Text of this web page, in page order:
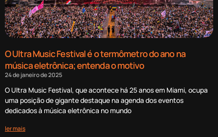
O Ultra Music Festival é o termômetro do ano na
música eletrônica; entenda o motivo
24 de janeiro de 2025
O Ultra Music Festival, que acontece há 25 anos em Miami, ocupa
uma posição de gigante destaque na agenda dos eventos
dedicados à música eletrônica no mundo
ler mais